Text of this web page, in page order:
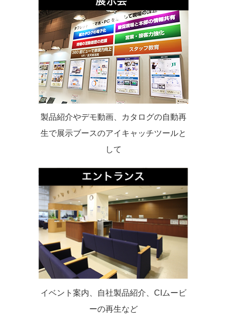
製品紹介やデモ動画、カタログの自動再
生で展示ブースのアイキャッチツールと
して
イベント案内、自社製品紹介、CIムービ
ーの再生など